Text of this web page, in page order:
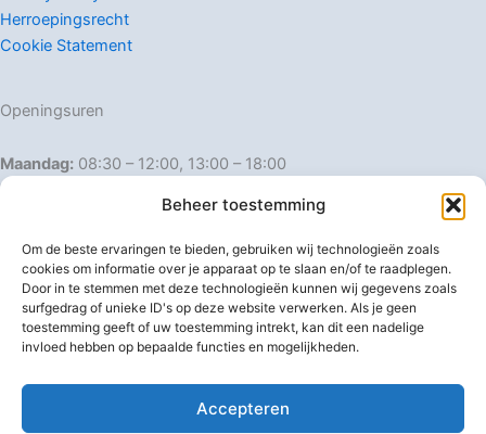
Beheer toestemming
Om de beste ervaringen te bieden, gebruiken wij technologieën zoals
cookies om informatie over je apparaat op te slaan en/of te raadplegen.
Door in te stemmen met deze technologieën kunnen wij gegevens zoals
surfgedrag of unieke ID's op deze website verwerken. Als je geen
toestemming geeft of uw toestemming intrekt, kan dit een nadelige
invloed hebben op bepaalde functies en mogelijkheden.
Accepteren
Herroepingsrecht
Cookie Statement
Openingsuren
Maandag: 08:30 – 12:00, 13:00 – 18:00
Dinsdag:
08:30 – 12:00, 13:00 – 18:00
Donderdag: 08:30 – 12:00, 13:00 – 18:00
Vrijdag: 08:30 – 12:00, 13:00 – 18:00
Zaterdag: 08:30 – 16:00
Zondag: Gesloten